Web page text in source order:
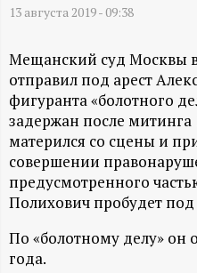
Н
-
и
н
ф
13 августа 2019 - 09:38
Мещанский суд Москвы
отправил под арест
фигуранта «болотного
задержан после митинга
матерился со сцены и
совершении
предусмотренного
Полихович пробудет под
По «болотному делу» он
года.